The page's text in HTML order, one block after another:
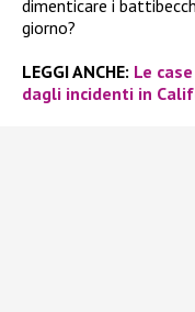
dimenticare i
giorno?
LEGGI ANCHE: Le
dagli incidenti in